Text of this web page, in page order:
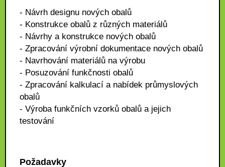
- Návrh designu nových obalů
- Konstrukce obalů z různých materiálů
- Návrhy a konstrukce nových obalů
- Zpracování výrobní dokumentace nových obalů
- Navrhování materiálů na výrobu
- Posuzování funkčnosti obalů
- Zpracování kalkulací a nabídek průmyslových
obalů
- Výroba funkčních vzorků obalů a jejich
testování
Požadavky